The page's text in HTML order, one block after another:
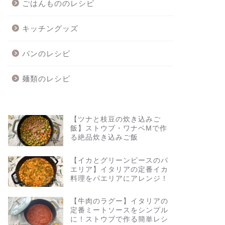
ごはんもののレシピ
キッチングッズ
パンのレシピ
麺類のレシピ
【ツナと枝豆の炊き込みご
飯】ストウブ・ワナベMで作
る絶品炊き込みご飯
【イカとグリーンピースのパ
エリア】イタリアの定番イカ
料理をパエリアにアレンジ！
【牛肉のラグー】イタリアの
定番ミートソースをシンプル
に！ストウブで作る簡単レシ